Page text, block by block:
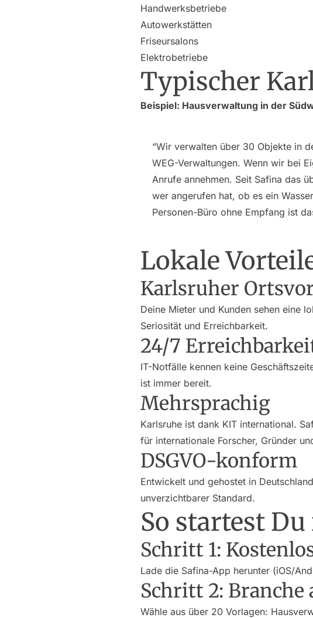
Handwerksbetriebe
Autowerkstätten
Friseursalons
Elektrobetriebe
Typischer
Beispiel: Hausverwaltung in der
“Wir verwalten über 30 Objekte in
WEG-Verwaltungen. Wenn wir bei
Anrufe annehmen. Seit Safina das
wer angerufen hat, ob es ein
Personen-Büro ohne Empfang ist
Lokale
Karlsruher
Deine Mieter und Kunden sehen eine
Seriosität und Erreichbarkeit.
24/7
IT-Notfälle kennen keine
ist immer bereit.
Mehrsprachig
Karlsruhe ist dank KIT international.
für internationale Forscher, Gründer
DSGVO-konform
Entwickelt und gehostet in
unverzichtbarer Standard.
So startest
Schritt 1:
Lade die Safina-App herunter (iOS/
Schritt 2: Branche
Wähle aus über 20 Vorlagen: